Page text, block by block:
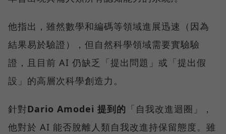
他指出，雖然數學和編碼等領域進展迅速（因為
結果易於驗證），但自然科學領域需要實驗驗
證，且目前 AI 仍缺乏「提出問題」或「提出假
設」的高層次科學創造力。
針對Dario Amodei 提到的 「自我改進迴圈」，
他對於 AI 能否脫離人類自我改進持保留態度。雖